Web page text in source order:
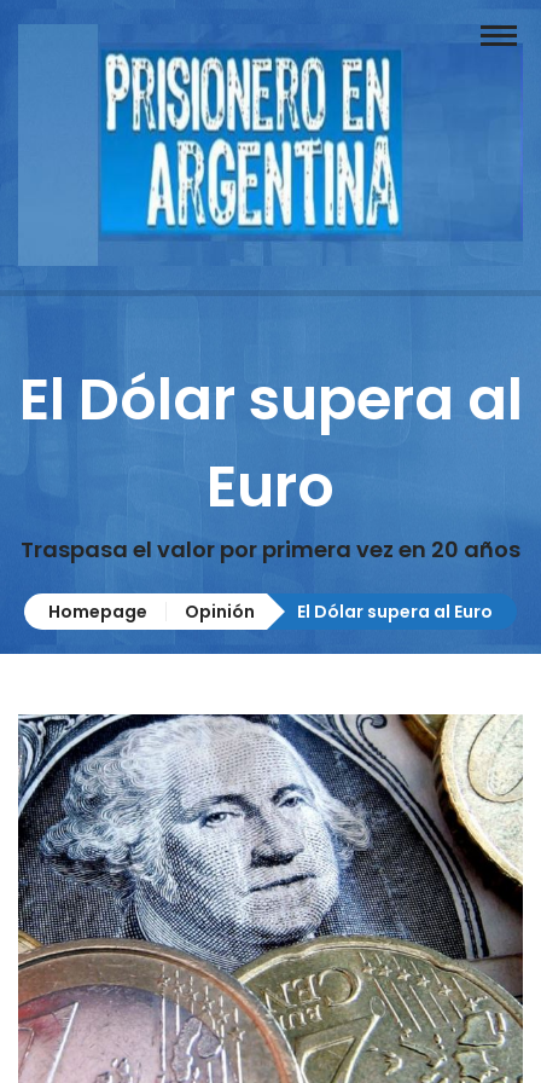
Buscador
Documentos
Reportajes
El Dólar supera al
Euro
Traspasa el valor por primera vez en 20 años
Homepage Opinión El Dólar supera al Euro